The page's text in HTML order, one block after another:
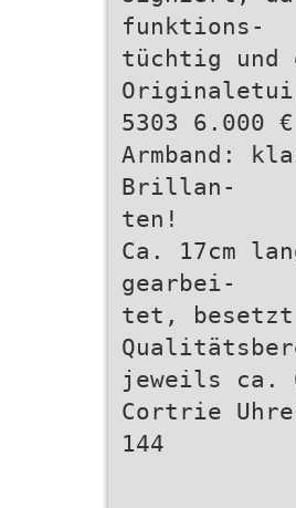
funktions-
tüchtig und
5303 6.000
Armband:
Brillan-
ten!
Ca. 17cm
gearbei-
tet,
jeweils ca.
Cortrie
144